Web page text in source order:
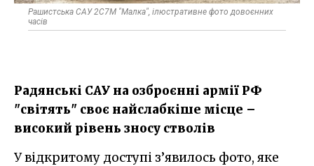
Рашистська САУ 2С7М "Малка", ілюстративне фото довоєнних
часів
Радянські САУ на озброєнні армії РФ
"світять" своє найслабкіше місце –
високий рівень зносу стволів
У відкритому доступі з’явилось фото, яке